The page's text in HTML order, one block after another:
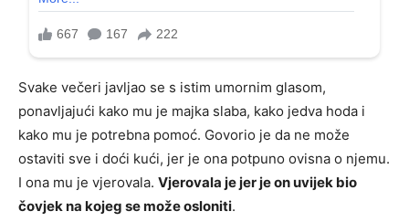
Svake večeri javljao se s istim umornim glasom,
ponavljajući kako mu je majka slaba, kako jedva hoda i
kako mu je potrebna pomoć. Govorio je da ne može
ostaviti sve i doći kući, jer je ona potpuno ovisna o njemu.
I ona mu je vjerovala. Vjerovala je jer je on uvijek bio
čovjek na kojeg se može osloniti.